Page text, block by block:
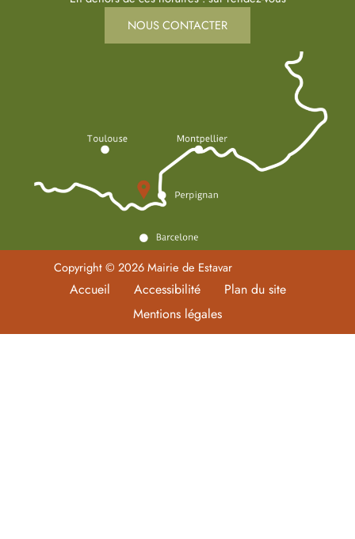
NOUS CONTACTER
Copyright © 2026 Mairie de Estavar
Accueil Accessibilité
Plan du site
Mentions légales